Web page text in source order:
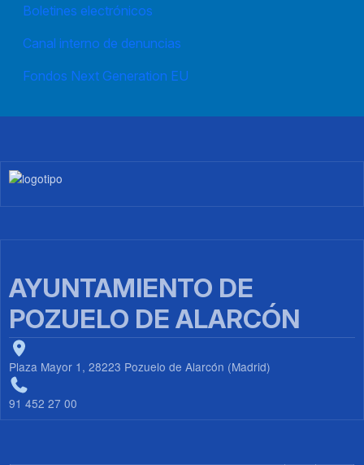
Boletines electrónicos
Canal interno de denuncias
Fondos Next Generation EU
Imagen
AYUNTAMIENTO DE
POZUELO DE ALARCÓN
Plaza Mayor 1, 28223 Pozuelo de Alarcón (Madrid)
91 452 27 00